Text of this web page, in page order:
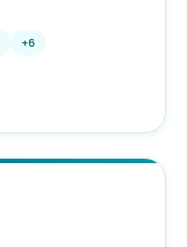
+6